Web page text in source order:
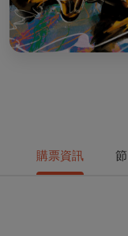
購票資訊